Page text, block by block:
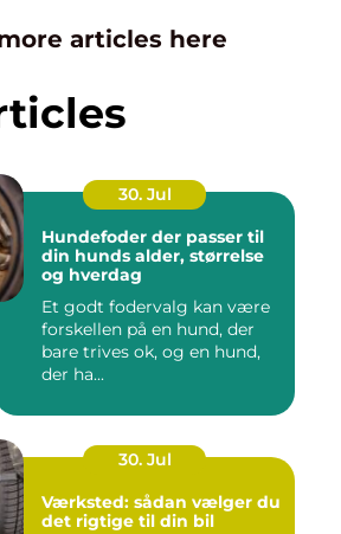
articles here
30. Jul
Hundefoder der passer til
din hunds alder, størrelse
og hverdag
Et godt fodervalg kan være
forskellen på en hund, der
bare trives ok, og en hund,
der ha...
30. Jul
Værksted: sådan vælger du
det rigtige til din bil